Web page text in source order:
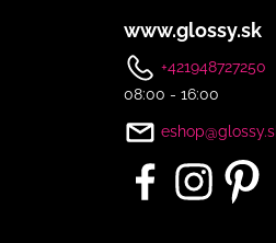
www.glossy.sk
+421948727250
08:00 - 16:00